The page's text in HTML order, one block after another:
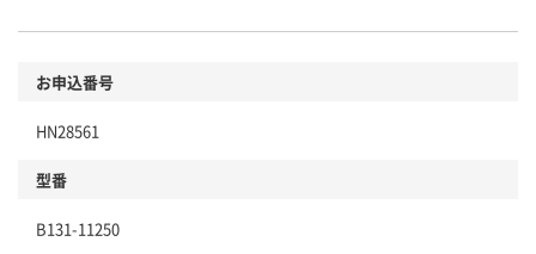
お申込番号
HN28561
型番
B131-11250